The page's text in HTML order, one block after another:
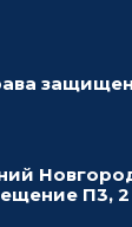
П3,